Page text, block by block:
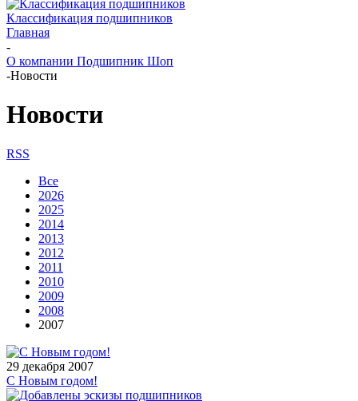
Классификация подшипников
Главная
-
О компании Подшипник Шоп
-Новости
Новости
RSS
Все
2026
2025
2014
2013
2012
2011
2010
2009
2008
2007
29 декабря 2007
С Новым годом!